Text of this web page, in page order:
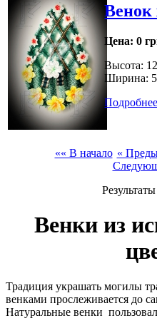
Цена: 0
Высота:
Ширина:
«« В начало «
Венки из
Традиция украшать могилы
венками прослеживается до
Натуральные венки